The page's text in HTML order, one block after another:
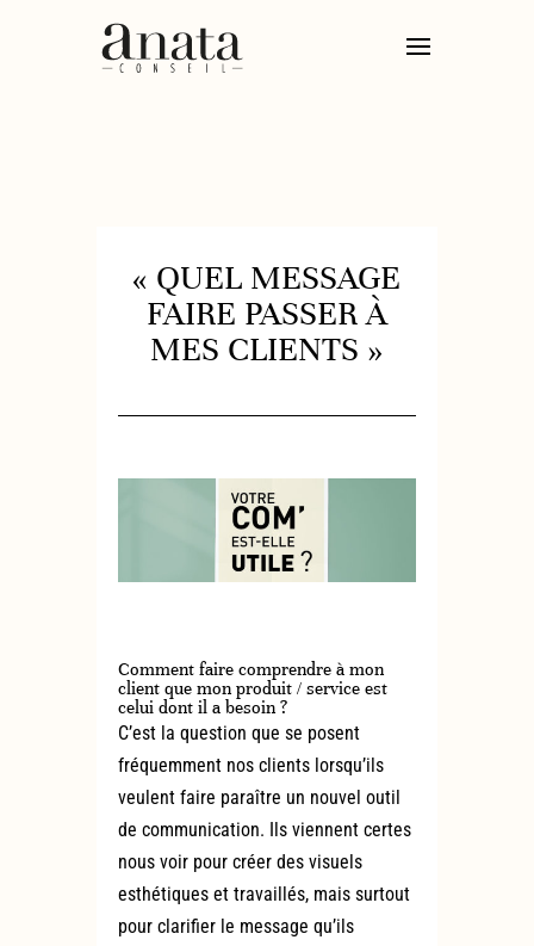
« QUEL MESSAGE
FAIRE PASSER À
MES CLIENTS »
Comment faire comprendre à mon
client que mon produit / service est
celui dont il a besoin ?
C’est la question que se posent
fréquemment nos clients lorsqu’ils
veulent faire paraître un nouvel outil
de communication. Ils viennent certes
nous voir pour créer des visuels
esthétiques et travaillés, mais surtout
pour clarifier le message qu’ils